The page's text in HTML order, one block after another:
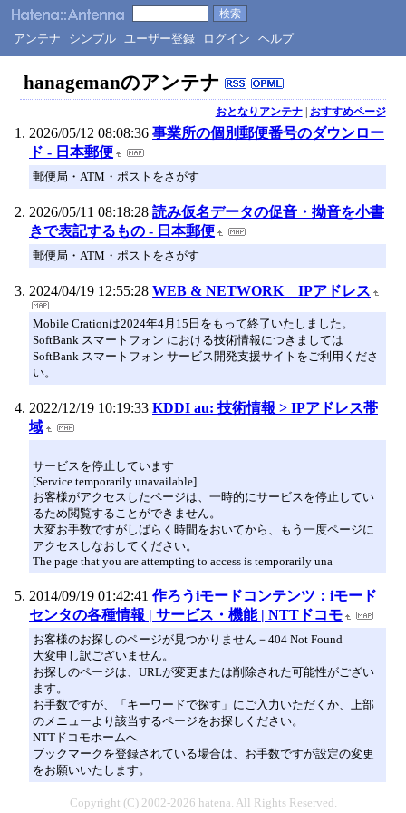
アンテナ シンプル ユーザー登録 ログイン ヘルプ
hanagemanのアンテナ
おとなりアンテナ| おすすめページ
2026/05/12 08:08:36 事業所の個別郵便番号のダウンロー
ド - 日本郵便
郵便局・ATM・ポストをさがす
2026/05/11 08:18:28 読み仮名データの促音・拗音を小書
きで表記するもの - 日本郵便
郵便局・ATM・ポストをさがす
2024/04/19 12:55:28 WEB & NETWORK IPアドレス
Mobile Crationは2024年4月15日をもって終了いたしました。
SoftBank スマートフォン における技術情報につきましては
SoftBank スマートフォン サービス開発支援サイトをご利用くださ
い。
2022/12/19 10:19:33 KDDI au: 技術情報 > IPアドレス帯
域
サービスを停止しています
[Service temporarily unavailable]
お客様がアクセスしたページは、一時的にサービスを停止してい
るため閲覧することができません。
大変お手数ですがしばらく時間をおいてから、もう一度ページに
アクセスしなおしてください。
The page that you are attempting to access is temporarily una
2014/09/19 01:42:41 作ろうiモードコンテンツ：iモード
センタの各種情報 | サービス・機能 | NTTドコモ
お客様のお探しのページが見つかりません－404 Not Found
大変申し訳ございません。
お探しのページは、URLが変更または削除された可能性がござい
ます。
お手数ですが、「キーワードで探す」にご入力いただくか、上部
のメニューより該当するページをお探しください。
NTTドコモホームへ
ブックマークを登録されている場合は、お手数ですが設定の変更
をお願いいたします。
Copyright (C) 2002-2026 hatena. All Rights Reserved.